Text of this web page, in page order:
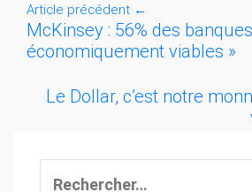
Article précédent ←
McKinsey : 56% des
économiquement viables »
Le Dollar, c’est notre